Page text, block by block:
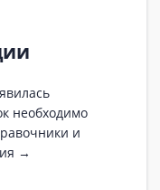
необходимо
и
→